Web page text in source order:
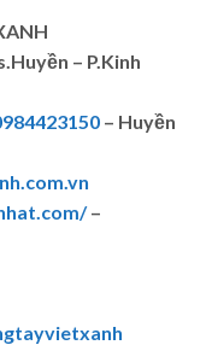
– P.Kinh
– Huyền
–